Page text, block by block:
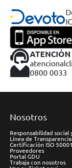
0800 0033
Nosotros
Responsabilidad social
Línea de Transparencia
Certificación ISO 50001
Proveedores
Portal GDU
Trabaja con nosotros